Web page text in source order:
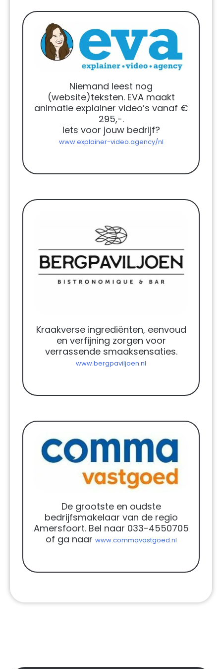
Niemand leest nog
(website)teksten. EVA maakt
animatie explainer video’s vanaf €
295,-.
Iets voor jouw bedrijf?
www.explainer-video.agency/nl
Kraakverse ingrediënten, eenvoud
en verfijning zorgen voor
verrassende smaaksensaties.
www.bergpaviljoen.nl
De grootste en oudste
bedrijfsmakelaar van de regio
Amersfoort. Bel naar 033-4550705
of ga naar www.commavastgoed.nl